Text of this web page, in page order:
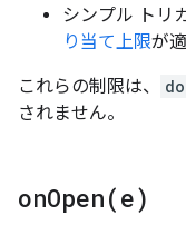
シンプル トリ
り当て上限が
これらの制限は、
されません。
onOpen(e)